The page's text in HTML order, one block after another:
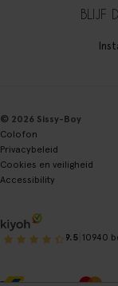
BLIJF
© 2026 Sissy-Boy
Colofon
Privacybeleid
Cookies en veiligheid
Accessibility
9.5 10940